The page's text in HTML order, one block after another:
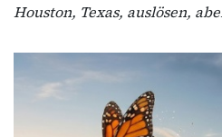
Houston, Texas, auslösen,